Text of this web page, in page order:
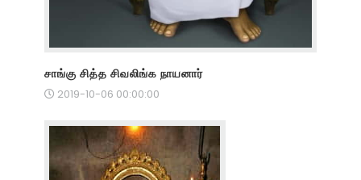
சாங்கு சித்த சிவலிங்க நாயனார்
2019-10-06 00:00:00